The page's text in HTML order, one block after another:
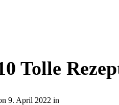
Tolle
9. April 2022 in